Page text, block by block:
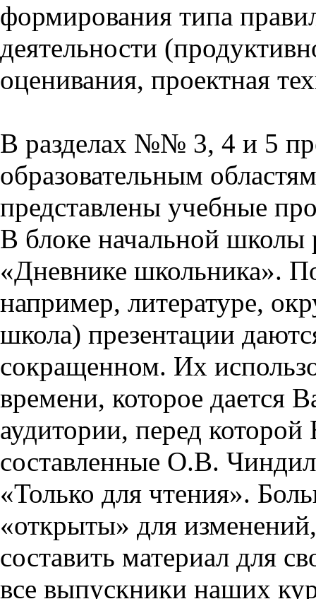
формирования типа
деятельности
оценивания, проектная
В разделах №№ 3, 4 и 5
образовательным
представлены учебные
В блоке начальной школы
«Дневнике школьника».
например, литературе,
школа) презентации
сокращенном. Их
времени, которое дается
аудитории, перед
составленные О.В.
«Только для чтения».
«открыты» для
составить материал для
все выпускники наших